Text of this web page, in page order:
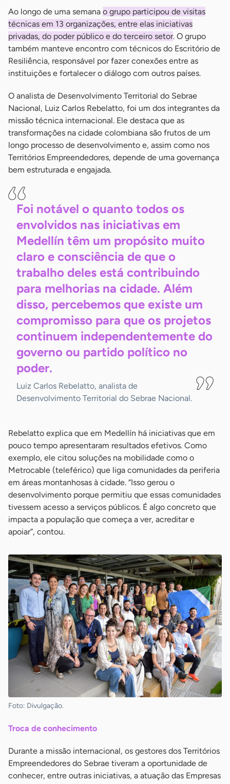
Ao longo de uma semana o grupo participou de visitas
técnicas em 13 organizações, entre elas iniciativas
privadas, do poder público e do terceiro setor. O grupo
também manteve encontro com técnicos do Escritório de
Resiliência, responsável por fazer conexões entre as
instituições e fortalecer o diálogo com outros países.
O analista de Desenvolvimento Territorial do Sebrae
Nacional, Luiz Carlos Rebelatto, foi um dos integrantes da
missão técnica internacional. Ele destaca que as
transformações na cidade colombiana são frutos de um
longo processo de desenvolvimento e, assim como nos
Territórios Empreendedores, depende de uma governança
bem estruturada e engajada.
Foi notável o quanto todos os
envolvidos nas iniciativas em
Medellín têm um propósito muito
claro e consciência de que o
trabalho deles está contribuindo
para melhorias na cidade. Além
disso, percebemos que existe um
compromisso para que os projetos
continuem independentemente do
governo ou partido político no
poder.
Luiz Carlos Rebelatto, analista de
Desenvolvimento Territorial do Sebrae Nacional.
Rebelatto explica que em Medellín há iniciativas que em
pouco tempo apresentaram resultados efetivos. Como
exemplo, ele citou soluções na mobilidade como o
Metrocable (teleférico) que liga comunidades da periferia
em áreas montanhosas à cidade. “Isso gerou o
desenvolvimento porque permitiu que essas comunidades
tivessem acesso a serviços públicos. É algo concreto que
impacta a população que começa a ver, acreditar e
apoiar”, contou.
Foto: Divulgação.
Troca de conhecimento
Durante a missão internacional, os gestores dos Territórios
Empreendedores do Sebrae tiveram a oportunidade de
conhecer, entre outras iniciativas, a atuação das Empresas